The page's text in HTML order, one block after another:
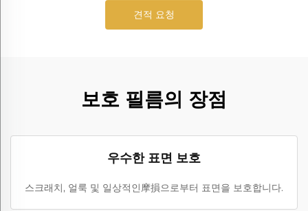
견적 요청
보호 필름의 장점
우수한 표면 보호
스크래치, 얼룩 및 일상적인摩損으로부터 표면을 보호합니다.